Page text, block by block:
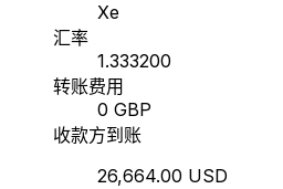
Xe
汇率
1.333200
转账费用
0 GBP
收款方到账
26,664.00 USD